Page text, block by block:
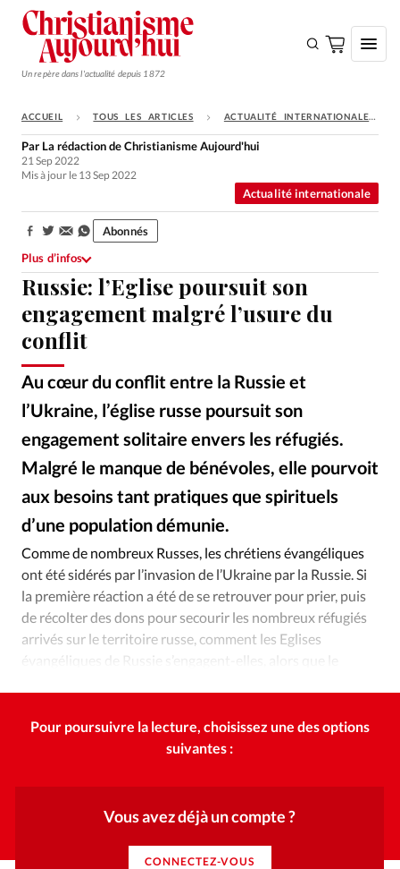
Un repère dans l'actualité depuis 1872
S'ABONNER
Monde
Opinions
Tous les articles
Faire un don
Emploi
Se connecter
Édition: Internationale
Devise:CHF
RUBRIQUES
Tous les articles
Actualité chrétienne
Actualité internationale
Chronique
Opinions
Publireportage
Relations Aujourd'hui
Société
Tour du monde des Eglises
Trait d'Ixène
Vécu
Vie Intérieure
ACCUEIL TOUS LES ARTICLES ACTUALITÉ INTERNATIONALE
Russie: l’Eglise poursuit son
engagement malgré l’usure du
conflit
Au cœur du conflit entre la Russie et
l’Ukraine, l’église russe poursuit son
engagement solitaire envers les réfugiés.
Malgré le manque de bénévoles, elle pourvoit
aux besoins tant pratiques que spirituels
d’une population démunie.
Actualité internationale
Par La rédaction de Christianisme Aujourd'hui
21 Sep 2022
Mis à jour le 13 Sep 2022
Partager:
Abonnés
Plus d’infos
Comme de nombreux Russes, les chrétiens évangéliques
ont été sidérés par l’invasion de l’Ukraine par la Russie. Si
la première réaction a été de se retrouver pour prier, puis
de récolter des dons pour secourir les nombreux réfugiés
arrivés sur le territoire russe, comment les Eglises
évangéliques de Russie s’engagent-elles, alors que le
Pour poursuivre la lecture, choisissez une des options
suivantes :
Vous avez déjà un compte ?
CONNECTEZ-VOUS